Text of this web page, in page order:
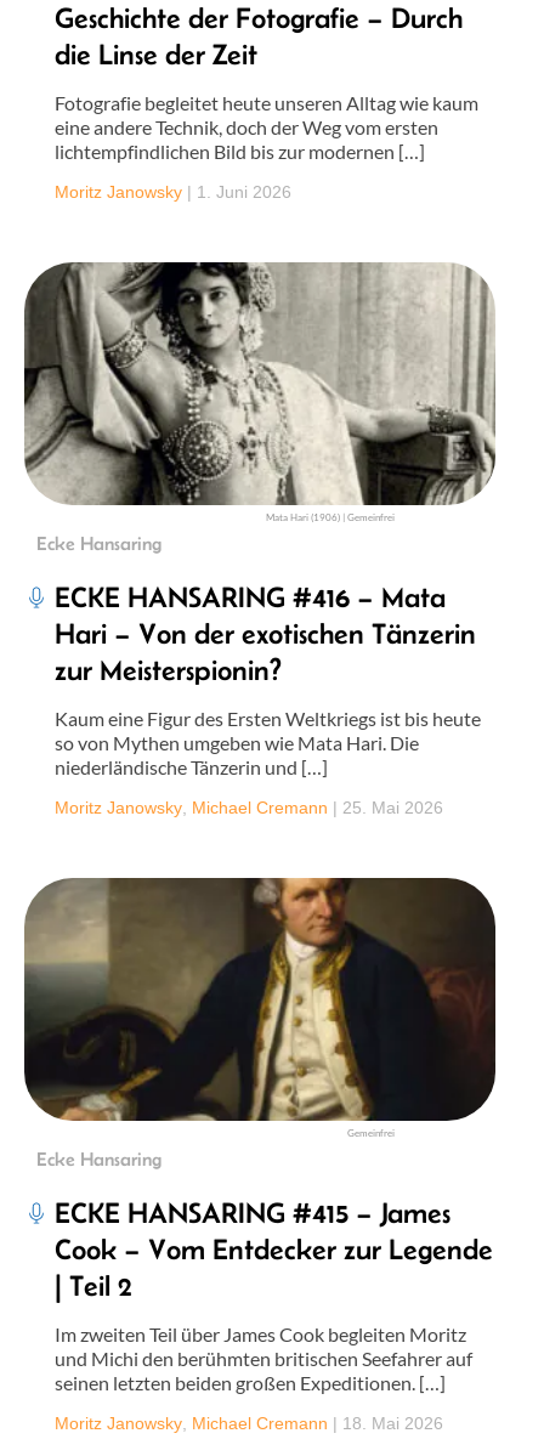
Geschichte der Fotografie – Durch
die Linse der Zeit
Fotografie begleitet heute unseren Alltag wie kaum
eine andere Technik, doch der Weg vom ersten
lichtempfindlichen Bild bis zur modernen […]
Moritz Janowsky | 1. Juni 2026
Mata Hari (1906) | Gemeinfrei
Ecke Hansaring
ECKE HANSARING #416 – Mata
Hari – Von der exotischen Tänzerin
zur Meisterspionin?
Kaum eine Figur des Ersten Weltkriegs ist bis heute
so von Mythen umgeben wie Mata Hari. Die
niederländische Tänzerin und […]
Moritz Janowsky Michael Cremann | 25. Mai 2026
Gemeinfrei
Ecke Hansaring
ECKE HANSARING #415 – James
Cook – Vom Entdecker zur Legende
| Teil 2
Im zweiten Teil über James Cook begleiten Moritz
und Michi den berühmten britischen Seefahrer auf
seinen letzten beiden großen Expeditionen. […]
Moritz Janowsky Michael Cremann | 18. Mai 2026